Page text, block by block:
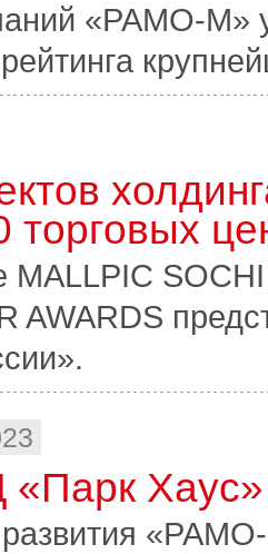
«РАМО-М»
MALLPIC
AWARDS
«Парк